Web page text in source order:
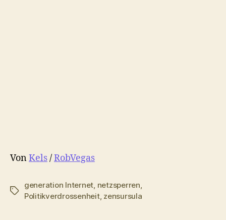
VonKels/RobVegas
Schlagwörter
generation Internet netzsperren
Politikverdrossenheit, zensursula